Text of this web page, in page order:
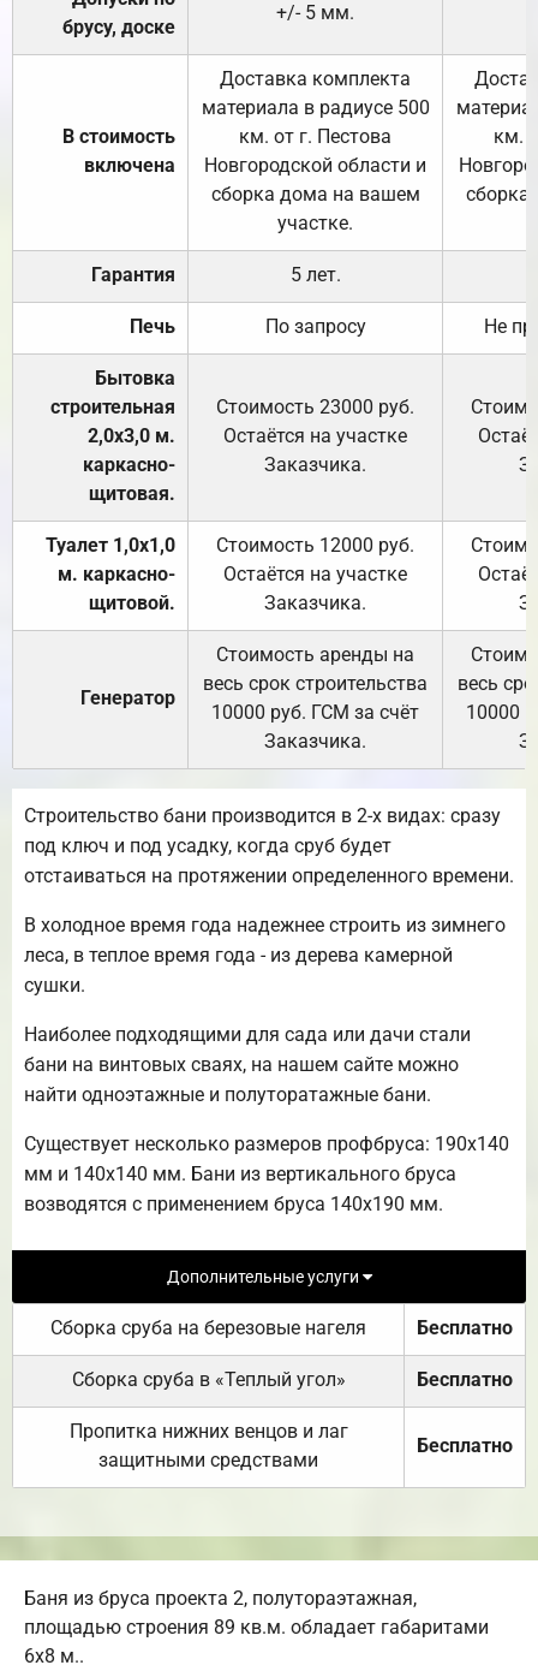
брусу, доске
+/- 5 мм.
В стоимость
включена
Доставка комплекта
материала в радиусе 500
км. от г. Пестова
Новгородской области и
сборка дома на вашем
участке.
км.
Гарантия 5 лет.
Печь По запросу Не
Бытовка
строительная
2,0х3,0 м.
каркасно-
щитовая.
Стоимость 23000 руб.
Остаётся на участке
Заказчика.
Туалет 1,0х1,0
м. каркасно-
щитовой.
Стоимость 12000 руб.
Остаётся на участке
Заказчика.
Генератор
Стоимость аренды на
весь срок строительства
10000 руб. ГСМ за счёт
Заказчика.
весь
10000
Строительство бани производится в 2-х видах: сразу
под ключ и под усадку, когда сруб будет
отстаиваться на протяжении определенного времени.
В холодное время года надежнее строить из зимнего
леса, в теплое время года - из дерева камерной
сушки.
Наиболее подходящими для сада или дачи стали
бани на винтовых сваях, на нашем сайте можно
найти одноэтажные и полуторатажные бани.
Существует несколько размеров профбруса: 190х140
мм и 140х140 мм. Бани из вертикального бруса
возводятся с применением бруса 140х190 мм.
Дополнительные услуги
Сборка сруба на березовые нагеля Бесплатно
Сборка сруба в «Теплый угол» Бесплатно
Пропитка нижних венцов и лаг
защитными средствами
Бесплатно
Баня из бруса проекта 2, полутораэтажная,
площадью строения 89 кв.м. обладает габаритами
6х8 м..